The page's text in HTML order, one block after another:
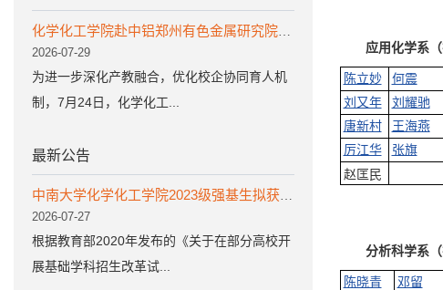
2026-07-29
为进一步深化产教融合，优化校企协同育人机
制，7月24日，化学化工...
最新公告
2026-07-27
根据教育部2020年发布的《关于在部分高校开
展基础学科招生改革试...
应用化学系（
陈立妙 何震
刘又年
刘耀驰
唐新村
王海燕
厉江华
张旗
赵匡民
分析科学系（
陈晓青 邓留